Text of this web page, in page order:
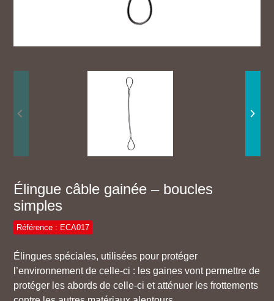
Élingue câble gainée – boucles
simples
Référence : ECA017
Élingues spéciales, utilisées pour protéger
l’environnement de celle-ci : les gaines vont permettre de
protéger les abords de celle-ci et atténuer les frottements